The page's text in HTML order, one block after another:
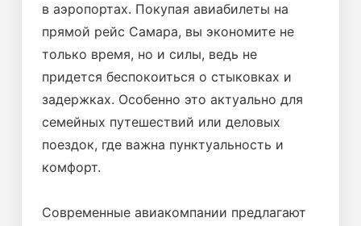
в аэропортах. Покупая авиабилеты на
прямой рейс Самара, вы экономите не
только время, но и силы, ведь не
придется беспокоиться о стыковках и
задержках. Особенно это актуально для
семейных путешествий или деловых
поездок, где важна пунктуальность и
комфорт.
Современные авиакомпании предлагают